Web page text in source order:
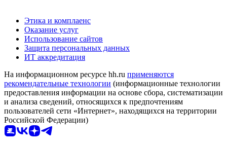
Этика и комплаенс
Оказание услуг
Использование сайтов
Защита персональных данных
ИТ аккредитация
На информационном ресурсе hh.ru применяются
рекомендательные технологии (информационные технологии
предоставления информации на основе сбора, систематизации
и анализа сведений, относящихся к предпочтениям
пользователей сети «Интернет», находящихся на территории
Российской Федерации)